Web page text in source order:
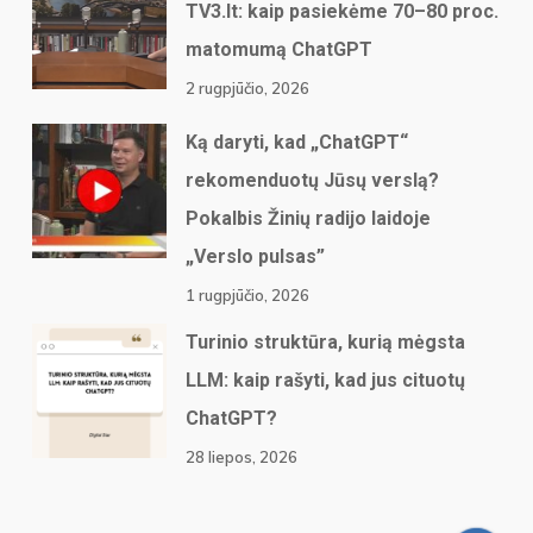
TV3.lt: kaip pasiekėme 70–80 proc.
matomumą ChatGPT
2 rugpjūčio, 2026
Ką daryti, kad „ChatGPT“
rekomenduotų Jūsų verslą?
Pokalbis Žinių radijo laidoje
„Verslo pulsas”
1 rugpjūčio, 2026
Turinio struktūra, kurią mėgsta
LLM: kaip rašyti, kad jus cituotų
ChatGPT?
28 liepos, 2026